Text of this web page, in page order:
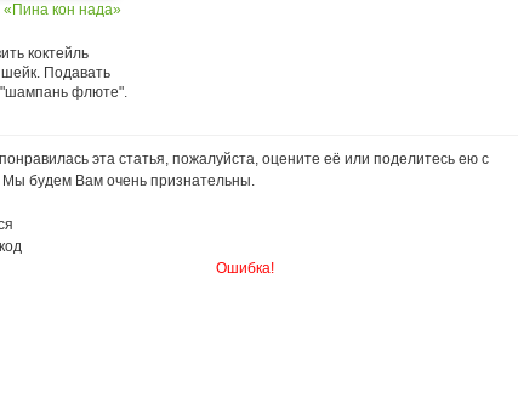
«Пина кон нада»
коктейль
Подавать
"шампань флюте".
эта статья, пожалуйста, оцените её или поделитесь ею с
Мы будем Вам очень признательны.
Ошибка!